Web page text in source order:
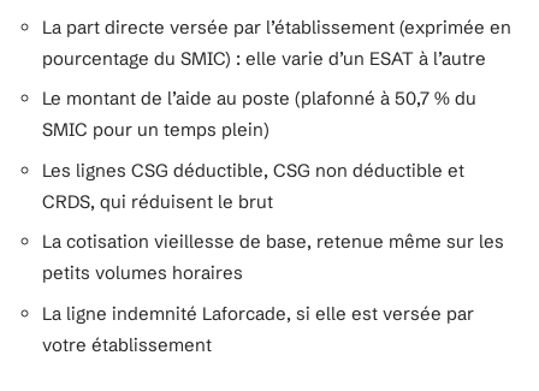
La part directe versée par l’établissement (exprimée en
pourcentage du SMIC) : elle varie d’un ESAT à l’autre
Le montant de l’aide au poste (plafonné à 50,7 % du
SMIC pour un temps plein)
Les lignes CSG déductible, CSG non déductible et
CRDS, qui réduisent le brut
La cotisation vieillesse de base, retenue même sur les
petits volumes horaires
La ligne indemnité Laforcade, si elle est versée par
votre établissement